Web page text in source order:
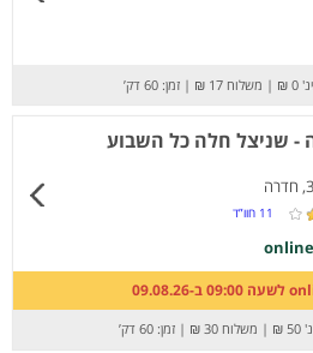
0 ₪
| משלוח 17 ₪ | זמן: 60 דק’
- שניצל חלה כל השבוע
11 חוו”ד
online
₪
| משלוח 30 ₪ | זמן: 60 דק’